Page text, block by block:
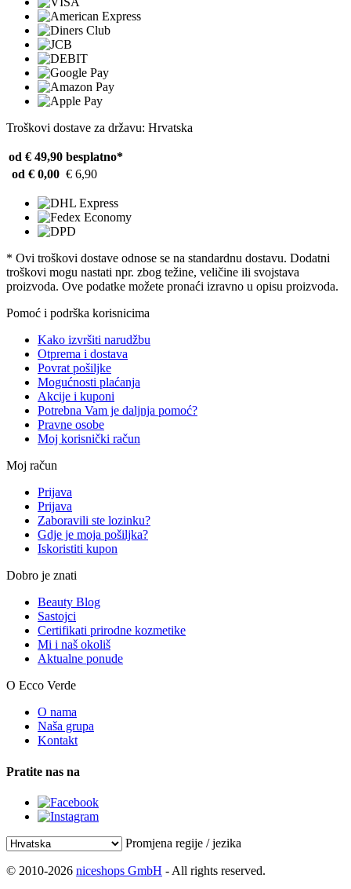
Troškovi dostave za državu: Hrvatska
od € 49,90 besplatno*
od € 0,00 € 6,90
* Ovi troškovi dostave odnose se na standardnu ​​dostavu. Dodatni
troškovi mogu nastati npr. zbog težine, veličine ili svojstava
proizvoda. Ove podatke možete pronaći izravno u opisu proizvoda.
Pomoć i podrška korisnicima
Kako izvršiti narudžbu
Otprema i dostava
Povrat pošiljke
Mogućnosti plaćanja
Akcije i kuponi
Potrebna Vam je daljnja pomoć?
Pravne osobe
Moj korisnički račun
Moj račun
Prijava
Prijava
Zaboravili ste lozinku?
Gdje je moja pošiljka?
Iskoristiti kupon
Dobro je znati
Beauty Blog
Sastojci
Certifikati prirodne kozmetike
Mi i naš okoliš
Aktualne ponude
O Ecco Verde
O nama
Naša grupa
Kontakt
Pratite nas na
Promjena regije / jezika
© 2010-2026 niceshops GmbH - All rights reserved.